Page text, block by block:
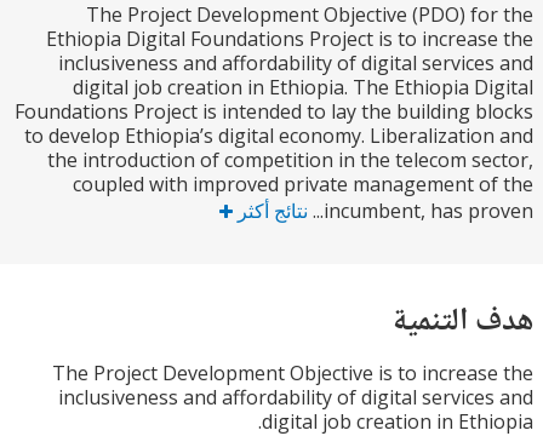
The Project Development Objective (PDO)
Ethiopia Digital Foundations Project is to
inclusiveness and affordability of digital
digital job creation in Ethiopia. The Ethiopia
Foundations Project is intended to lay the building
to develop Ethiopia’s digital economy.
the introduction of competition in the telecom
coupled with improved private management
incumbent, has نتائج أكثر
The Project Development Objective is to
inclusiveness and affordability of digital
digital job creation in